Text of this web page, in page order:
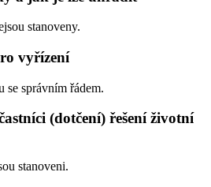
stanoveny.
vyřízení
se správním řádem.
(dotčení) řešení životní
stanoveni.